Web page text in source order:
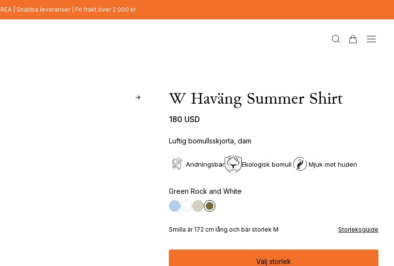
REA | Snabba leveranser | Fri frakt över 2 000 kr
W Haväng Summer Shirt
180 USD
Luftig bomullsskjorta, dam
Andningsbar Ekologisk bomull Mjuk mot huden
Green Rock and White
Smilla är 172 cm lång och bär storlek M Storleksguide
Välj storlek